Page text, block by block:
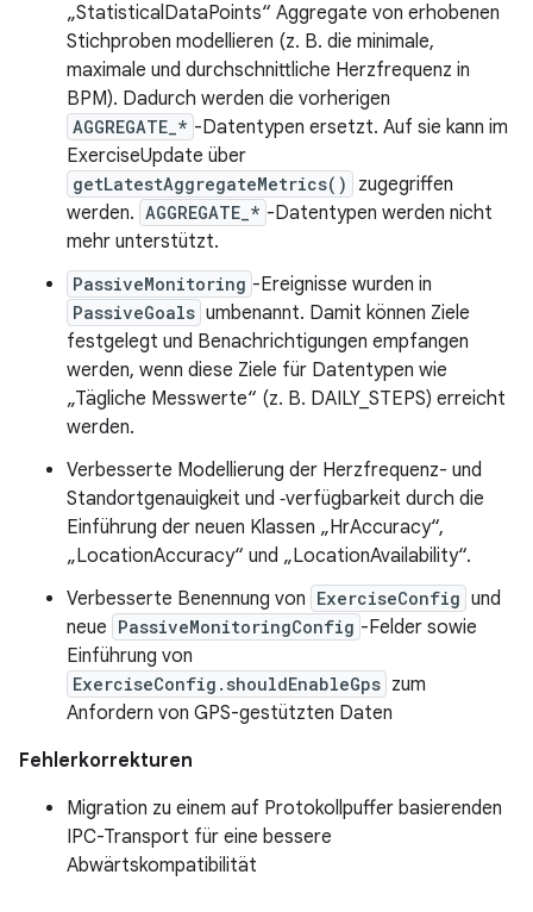
„StatisticalDataPoints“ Aggregate von erhobenen
Stichproben modellieren (z. B. die minimale,
maximale und durchschnittliche Herzfrequenz in
BPM). Dadurch werden die vorherigen
AGGREGATE_* -Datentypen ersetzt. Auf sie kann im
ExerciseUpdate über
getLatestAggregateMetrics()
zugegriffen
werden. AGGREGATE_* -Datentypen werden nicht
mehr unterstützt.
PassiveMonitoring -Ereignisse wurden in
PassiveGoals umbenannt. Damit können Ziele
festgelegt und Benachrichtigungen empfangen
werden, wenn diese Ziele für Datentypen wie
„Tägliche Messwerte“ (z. B. DAILY_STEPS) erreicht
werden.
Verbesserte Modellierung der Herzfrequenz- und
Standortgenauigkeit und ‑verfügbarkeit durch die
Einführung der neuen Klassen „HrAccuracy“,
„LocationAccuracy“ und „LocationAvailability“.
Verbesserte Benennung von ExerciseConfig und
neue PassiveMonitoringConfig -Felder sowie
Einführung von
ExerciseConfig.shouldEnableGps zum
Anfordern von GPS-gestützten Daten
Fehlerkorrekturen
Migration zu einem auf Protokollpuffer basierenden
IPC-Transport für eine bessere
Abwärtskompatibilität